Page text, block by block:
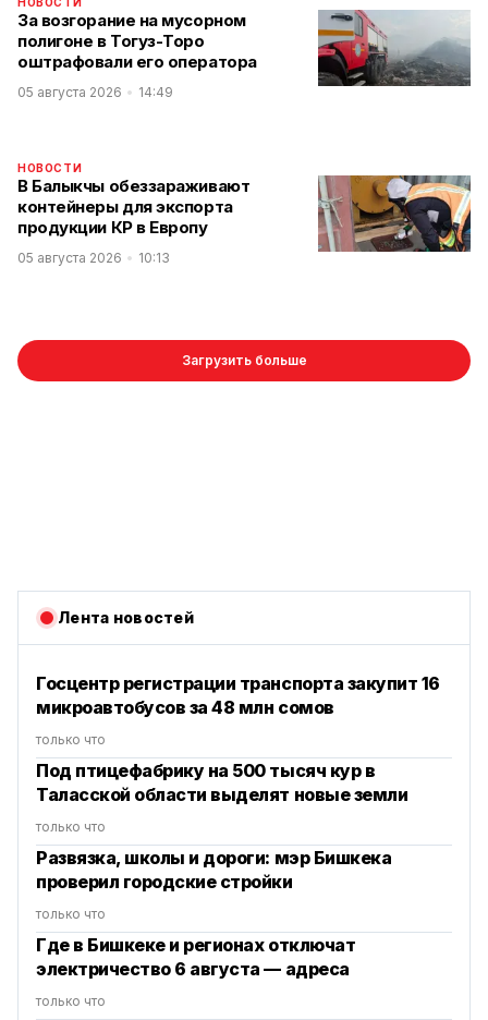
За возгорание на мусорном
полигоне в Тогуз-Торо
оштрафовали его оператора
05 августа 2026 14:49
НОВОСТИ
В Балыкчы обеззараживают
контейнеры для экспорта
продукции КР в Европу
05 августа 2026 10:13
Загрузить больше
Лента новостей
Госцентр регистрации транспорта закупит 16
микроавтобусов за 48 млн сомов
только что
Под птицефабрику на 500 тысяч кур в
Таласской области выделят новые земли
только что
Развязка, школы и дороги: мэр Бишкека
проверил городские стройки
только что
Где в Бишкеке и регионах отключат
электричество 6 августа — адреса
только что